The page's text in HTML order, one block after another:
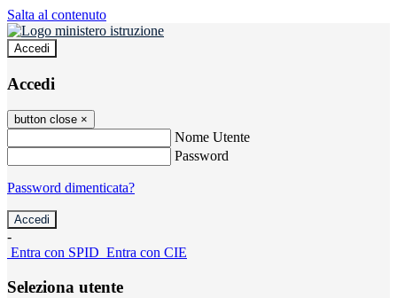
Salta al contenuto
Accedi
Accedi
button close ×
Nome Utente
Password
Password dimenticata?
-
Entra con SPID Entra con CIE
Seleziona utente